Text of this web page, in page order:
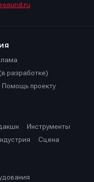
разработке)
Помощь проекту
Инструменты
Сцена